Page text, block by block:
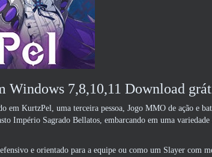
Windows 7,8,10,11 Download
em KurtzPel, uma terceira pessoa, Jogo MMO de ação e
Império Sagrado Bellatos, embarcando em uma
e orientado para a equipe ou como um Slayer com